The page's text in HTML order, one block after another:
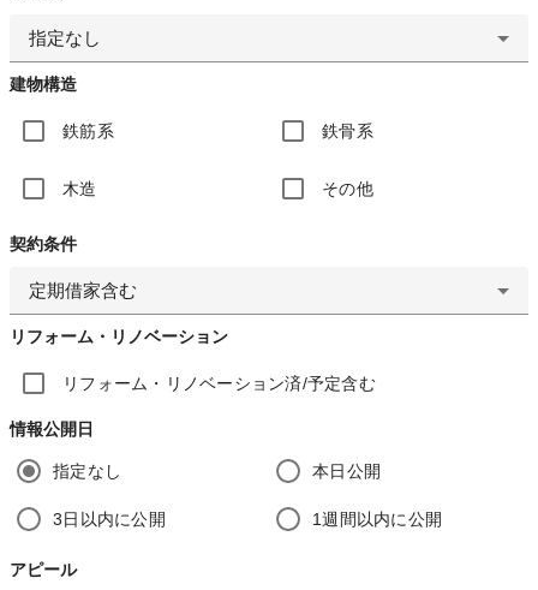
指定なし
建物構造
鉄筋系 鉄骨系
木造 その他
契約条件
定期借家含む
リフォーム・リノベーション
リフォーム・リノベーション済/予定含む
情報公開日
指定なし 本日公開
3日以内に公開 1週間以内に公開
アピール